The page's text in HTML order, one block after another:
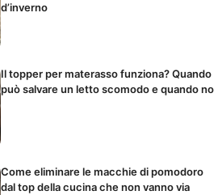
d’inverno
Il topper per materasso funziona? Quando
può salvare un letto scomodo e quando no
Come eliminare le macchie di pomodoro
dal top della cucina che non vanno via